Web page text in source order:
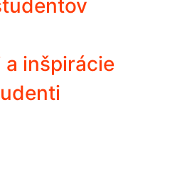
a inšpirácie